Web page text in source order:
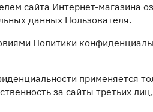
сайта Интернет-магазина
данных Пользователя.
Политики
применяется
за сайты третьих